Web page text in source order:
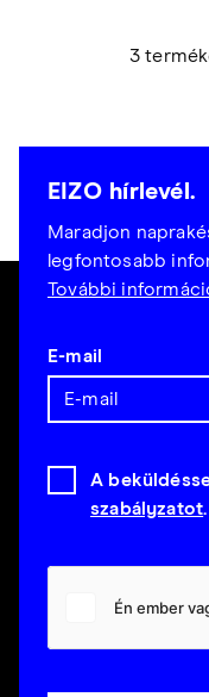
3
EIZO hírlevél.
Maradjon
legfontosabb
További
E-mail
A
szabályzatot.